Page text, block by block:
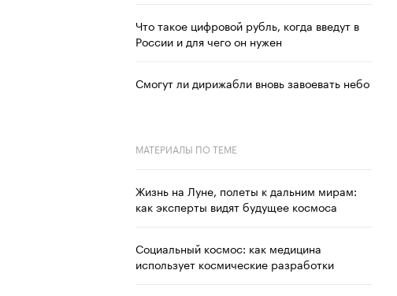
Что такое цифровой рубль, когда введут в
России и для чего он нужен
Смогут ли дирижабли вновь завоевать небо
МАТЕРИАЛЫ ПО ТЕМЕ
Жизнь на Луне, полеты к дальним мирам:
как эксперты видят будущее космоса
Социальный космос: как медицина
использует космические разработки